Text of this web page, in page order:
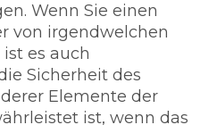
Wenn Sie einen
von irgendwelchen
es auch
Sicherheit des
Elemente der
ist, wenn das